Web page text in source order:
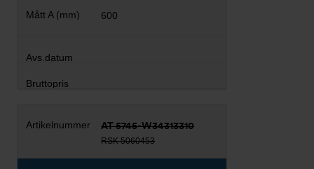
600
AT 5745-W34313310
RSK 5060453